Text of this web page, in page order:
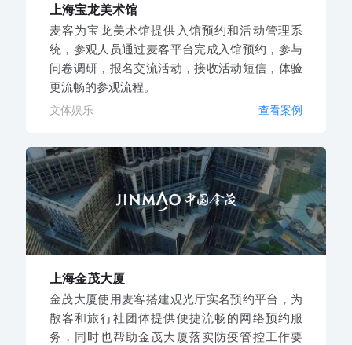
上海宝龙美术馆
麦客为宝龙美术馆提供入馆预约和活动管理系
统，参观人员通过麦客平台完成入馆预约，参与
问卷调研，报名交流活动，接收活动短信，体验
更流畅的参观流程。
文体娱乐 查看案例
上海金茂大厦
金茂大厦使用麦客搭建观光厅实名预约平台，为
散客和旅行社团体提供便捷流畅的网络预约服
务，同时也帮助金茂大厦落实防疫管控工作要